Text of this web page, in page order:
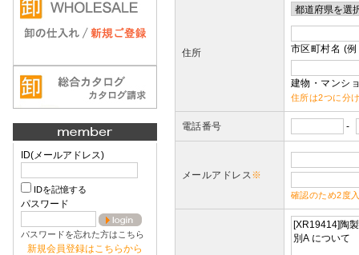
ID(メールアドレス)
IDを記憶する
パスワード
パスワードを忘れた方はこちら
新規会員登録はこちらから
住所 市区町村名 (
建物・マンシ
住所は2つに分
電話番号 -
メールアドレス※
確認のため2度